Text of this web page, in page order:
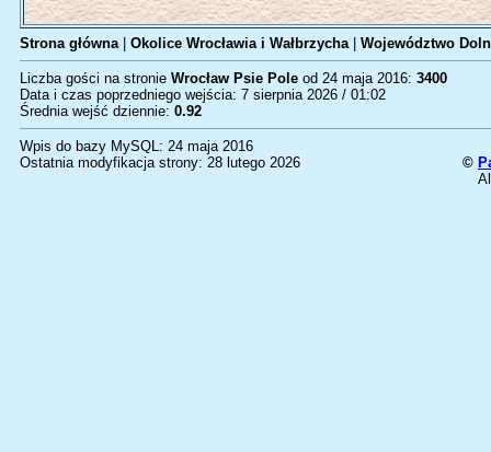
Strona główna| Okolice Wrocławia i Wałbrzycha| Województwo
Liczba gości na stronie Wrocław Psie Pole od 24 maja 2016: 3400
Data i czas poprzedniego wejścia: 7 sierpnia 2026 / 01:02
Średnia wejść dziennie: 0.92
Wpis do bazy MySQL: 24 maja 2016
Ostatnia modyfikacja strony: 28 lutego 2026
©